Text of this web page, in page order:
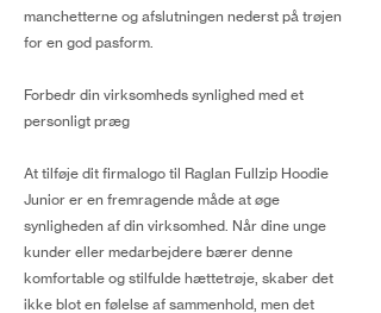
manchetterne og afslutningen nederst på trøjen
for en god pasform.
Forbedr din virksomheds synlighed med et
personligt præg
At tilføje dit firmalogo til Raglan Fullzip Hoodie
Junior er en fremragende måde at øge
synligheden af din virksomhed. Når dine unge
kunder eller medarbejdere bærer denne
komfortable og stilfulde hættetrøje, skaber det
ikke blot en følelse af sammenhold, men det